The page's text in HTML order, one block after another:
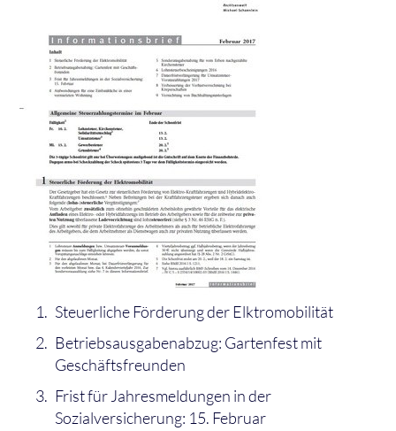
Steuerliche Förderung der Elktromobilität
Betriebsausgabenabzug: Gartenfest mit
Geschäftsfreunden
Frist für Jahresmeldungen in der
Sozialversicherung: 15. Februar